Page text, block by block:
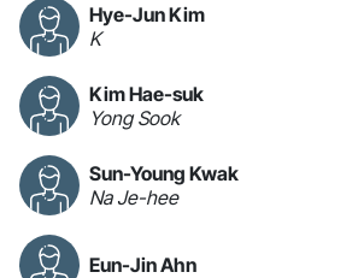
Hye-Jun Kim
K
Kim Hae-suk
Yong Sook
Sun-Young Kwak
Na Je-hee
Eun-Jin Ahn